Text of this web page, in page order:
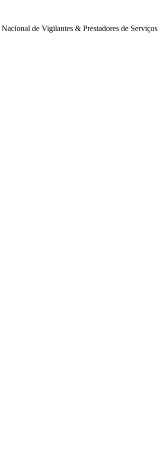
de Vigilantes & Prestadores de Serviços